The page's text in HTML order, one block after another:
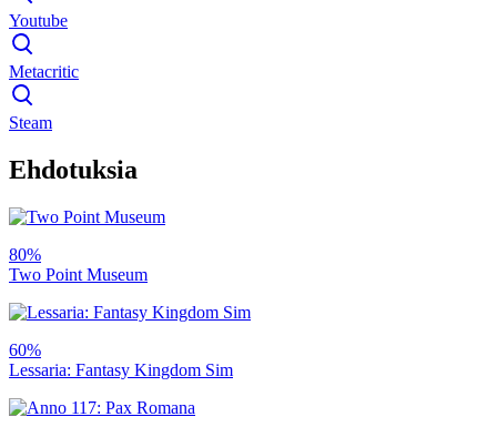
Youtube
Metacritic
Steam
Ehdotuksia
80%
Two Point Museum
60%
Lessaria: Fantasy Kingdom Sim